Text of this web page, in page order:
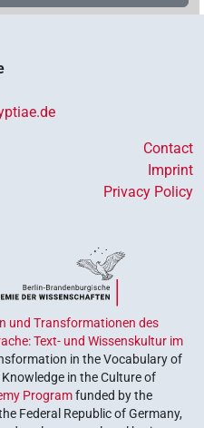
Contact
Imprint
Privacy Policy
und Transformationen des
Text- und Wissenskultur im
in the Vocabulary of
in the Culture of
Programfunded by the
Federal Republic of Germany,